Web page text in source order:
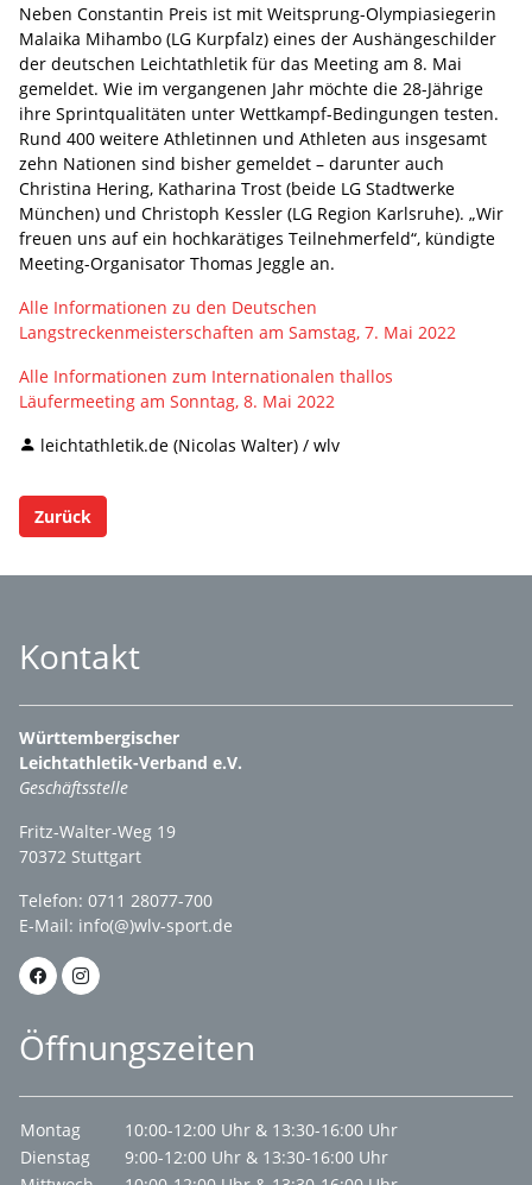
Neben Constantin Preis ist mit Weitsprung-Olympiasiegerin
Malaika Mihambo (LG Kurpfalz) eines der Aushängeschilder
der deutschen Leichtathletik für das Meeting am 8. Mai
gemeldet. Wie im vergangenen Jahr möchte die 28-Jährige
ihre Sprintqualitäten unter Wettkampf-Bedingungen testen.
Rund 400 weitere Athletinnen und Athleten aus insgesamt
zehn Nationen sind bisher gemeldet – darunter auch
Christina Hering, Katharina Trost (beide LG Stadtwerke
München) und Christoph Kessler (LG Region Karlsruhe). „Wir
freuen uns auf ein hochkarätiges Teilnehmerfeld“, kündigte
Meeting-Organisator Thomas Jeggle an.
Alle Informationen zu den Deutschen
Langstreckenmeisterschaften am Samstag, 7. Mai 2022
Alle Informationen zum Internationalen thallos
Läufermeeting am Sonntag, 8. Mai 2022
leichtathletik.de (Nicolas Walter) / wlv
Zurück
Kontakt
Württembergischer
Leichtathletik-Verband e.V.
Geschäftsstelle
Fritz-Walter-Weg 19
70372 Stuttgart
Telefon: 0711 28077-700
E-Mail: info(@)wlv-sport.de
Öffnungszeiten
Montag
10:00-12:00 Uhr & 13:30-16:00 Uhr
Dienstag
9:00-12:00 Uhr & 13:30-16:00 Uhr